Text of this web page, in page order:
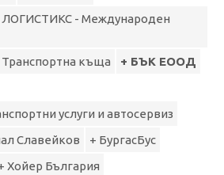
- Международен
Транспортна къща
+ БЪК ЕООД
услуги и автосервиз
Славейков
+ БургасБус
Хойер България